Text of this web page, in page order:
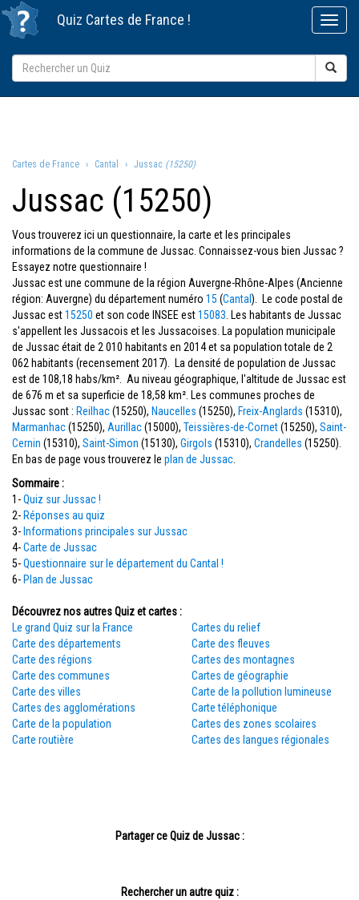
Quiz Cartes de France !
Cartes de France Cantal Jussac (15250)
Jussac (15250)
Vous trouverez ici un questionnaire, la carte et les principales
informations de la commune de Jussac. Connaissez-vous bien Jussac ?
Essayez notre questionnaire !
Jussac est une commune de la région Auvergne-Rhône-Alpes (Ancienne
région: Auvergne) du département numéro 15 (Cantal ). Le code postal de
Jussac est15250 et son code INSEE est15083 . Les habitants de Jussac
s'appellent les Jussacois et les Jussacoises. La population municipale
de Jussac était de 2 010 habitants en 2014 et sa population totale de 2
062 habitants (recensement 2017). La densité de population de Jussac
est de 108,18 habs/km². Au niveau géographique, l'altitude de Jussac est
de 676 m et sa superficie de 18,58 km². Les communes proches de
Jussac sont : Reilhac(15250), Naucelles (15250), Freix-Anglards (15310),
Marmanhac(15250), Aurillac(15000), Teissières-de-Cornet(15250), Saint-
Cernin (15310), Saint-Simon (15130), Girgols (15310), Crandelles (15250).
En bas de page vous trouverez le plan de Jussac
Sommaire :
1-Quiz sur Jussac !
2- Réponses au quiz
3- Informations principales sur Jussac
4-Carte de Jussac
5-Questionnaire sur le département du Cantal !
6- Plan de Jussac
Découvrez nos autres Quiz et cartes :
Le grand Quiz sur la France
Carte des départements
Carte des régions
Carte des communes
Carte des villes
Cartes des agglomérations
Carte de la population
Carte routière
Cartes du relief
Carte des fleuves
Cartes des montagnes
Cartes de géographie
Carte de la pollution lumineuse
Carte téléphonique
Cartes des zones scolaires
Cartes des langues régionales
Partager ce Quiz de Jussac :
Rechercher un autre quiz :